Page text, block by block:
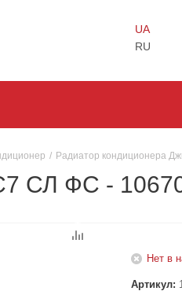
UA
RU
/ Радиатор кондиционера
СЛ ФС -
Нет в
Артикул: